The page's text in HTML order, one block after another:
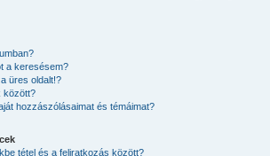
a keresésem?
üres oldalt!?
között?
hozzászólásaimat és témáimat?
tétel és a feliratkozás között?